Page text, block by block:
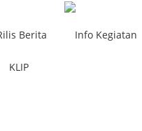
Berita Info Kegiatan
KLIP